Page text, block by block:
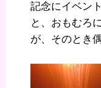
記念にイベン
と、おもむろ
が、そのとき